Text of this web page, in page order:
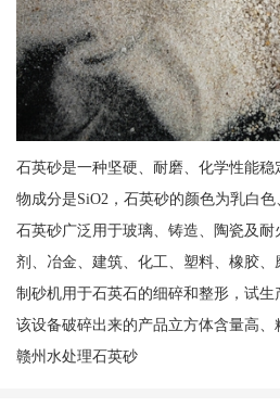
石英砂是一种坚硬、耐磨、化学性能
物成分是SiO2，石英砂的颜色为乳白色
石英砂广泛用于玻璃、铸造、陶瓷及
剂、冶金、建筑、化工、塑料、橡胶、
制砂机用于石英石的细碎和整形，试生
该设备破碎出来的产品立方体含量高、
赣州水处理石英砂